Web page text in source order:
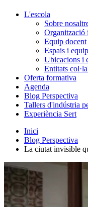
L'escola
Sobre
Organització
Equip docent
Espais i
Ubicacions i
Entitats
Oferta formativa
Agenda
Blog Perspectiva
Tallers d'indústria
Experiència Sert
Inici
Blog Perspectiva
La ciutat invisible